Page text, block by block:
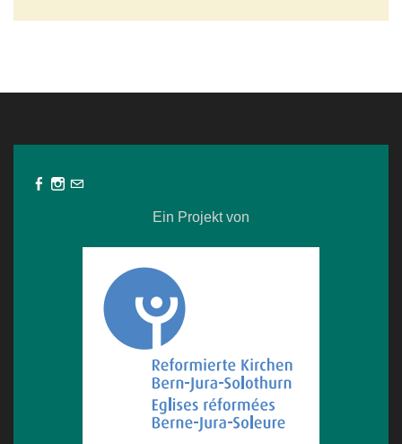
Ein Projekt von